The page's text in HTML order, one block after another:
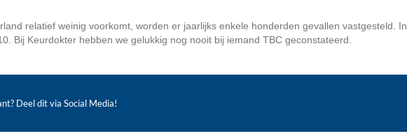
relatief weinig voorkomt, worden er jaarlijks enkele honderden gevallen vastgesteld. In
Bij Keurdokter hebben we gelukkig nog nooit bij iemand TBC geconstateerd.
Deel dit via Social Media!